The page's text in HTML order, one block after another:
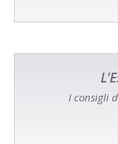
I consigli